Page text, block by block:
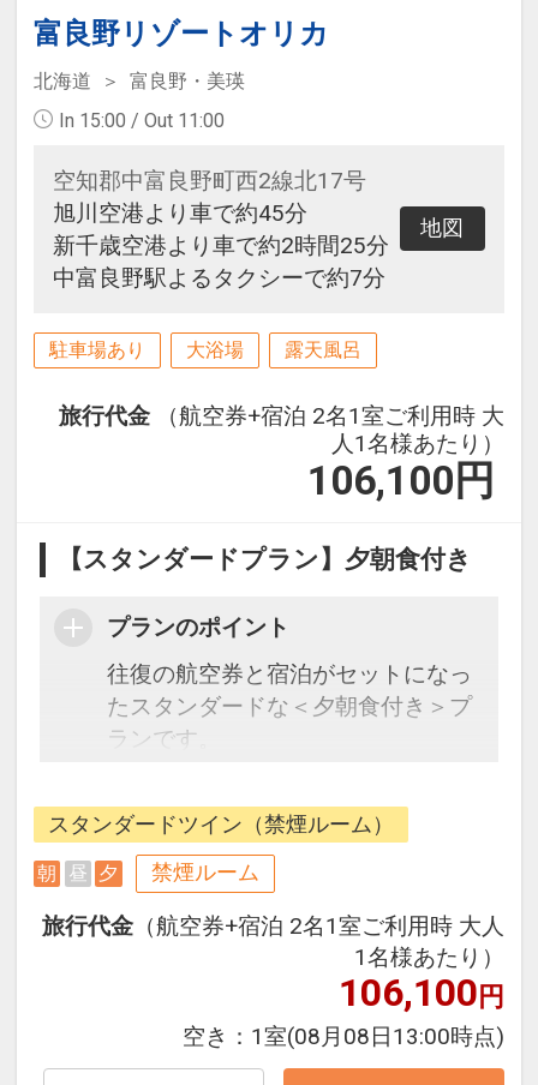
富良野リゾートオリカ
北海道
富良野・美瑛
In 15:00 / Out 11:00
空知郡中富良野町西2線北17号
旭川空港より車で約45分
新千歳空港より車で約2時間25分
中富良野駅よるタクシーで約7分
地図
駐車場あり 大浴場 露天風呂
旅行代金
（航空券+宿泊 2名1室ご利用時 大
人1名様あたり）
106,100 円
【スタンダードプラン】夕朝食付き
プランのポイント
往復の航空券と宿泊がセットになっ
たスタンダードな＜夕朝食付き＞プ
ランです。
できるダイナミックパッケージだか
ら、一都市滞在はもちろん周遊旅行
にも最適！
旅行期間中の1泊だけの宿泊や延
泊・飛び泊なども自由自在です。
フライトは、安心のJAL（または
JALグループ）確約！フライトマイ
ル50%貯まります。
オプションでレンタカーや現地交
スタンダードツイン（禁煙ルーム）
朝 昼 夕 禁煙ルーム
旅行代金 （航空券+宿泊 2名1室ご利用時 大人
1名様あたり）
106,100円
空き： 1室(08月08日13:00時点)